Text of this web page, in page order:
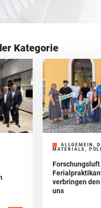
Kategorie
ALLGEMEIN,
MATERIALS,
verbringen
uns